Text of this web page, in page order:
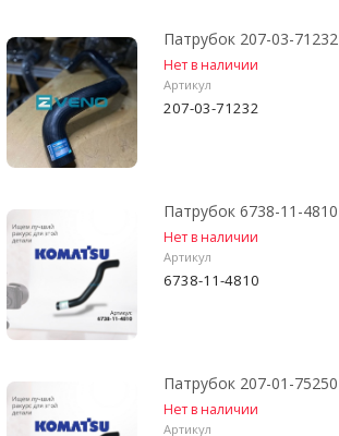
Патрубок 207-03-71232
Нет в наличии
Артикул
207-03-71232
Патрубок 6738-11-4810
Нет в наличии
Артикул
6738-11-4810
Патрубок 207-01-75250
Нет в наличии
Артикул